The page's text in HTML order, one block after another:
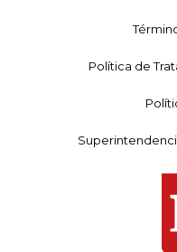
Política de